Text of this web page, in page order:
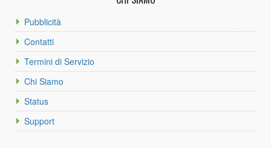
Pubblicità
Contatti
Termini di Servizio
Chi Siamo
Status
Support